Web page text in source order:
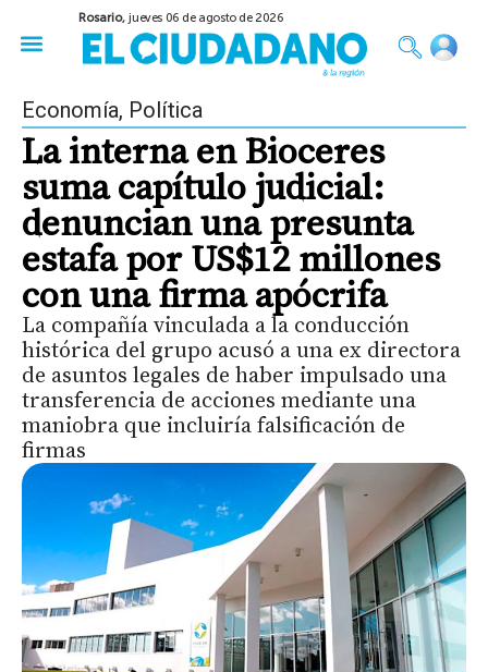
Rosario,jueves 06 de agosto de 2026
Economía, Política
La interna en Bioceres
suma capítulo judicial:
denuncian una presunta
estafa por US$12 millones
con una firma apócrifa
La compañía vinculada a la conducción
histórica del grupo acusó a una ex directora
de asuntos legales de haber impulsado una
transferencia de acciones mediante una
maniobra que incluiría falsificación de
firmas